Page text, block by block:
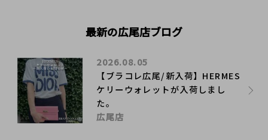
最新の広尾店ブログ
【ブラコレ広尾/新入荷】HERMES
ケリーウォレットが入荷しまし
た。
2026.08.05
広尾店